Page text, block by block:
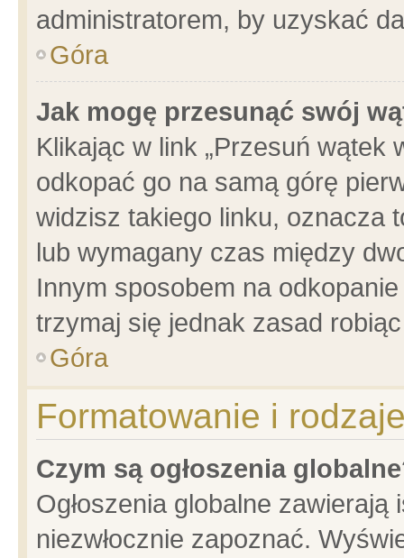
administratorem, by uzyskać
Góra
Jak mogę przesunąć swój
Klikając w link „Przesuń wątek
odkopać go na samą górę
widzisz takiego linku, oznacza
lub wymagany czas między
Innym sposobem na
trzymaj się jednak zasad
Góra
Formatowanie i
Czym są ogłoszenia
Ogłoszenia globalne
niezwłocznie zapoznać.